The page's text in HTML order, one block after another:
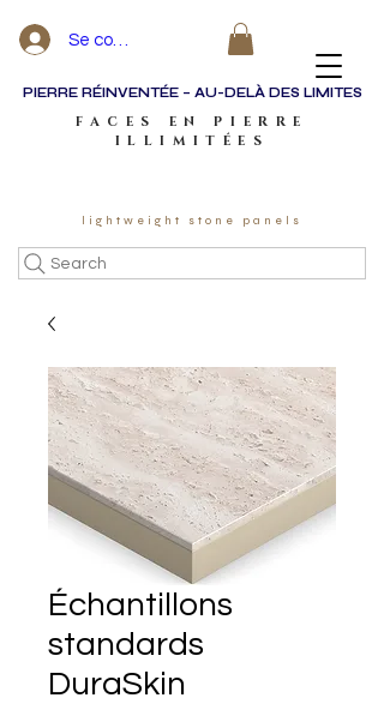
Se connecter
Search
PIERRE RÉINVENTÉE – AU-DELÀ DES LIMITES
FACES EN PIERRE
ILLIMITÉES
lightweight stone panels
Échantillons
standards
DuraSkin